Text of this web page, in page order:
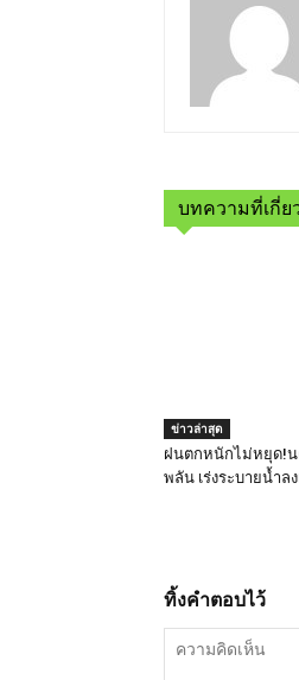
บทความที่เกี่ย
ข่าวล่าสุด
ฝนตกหนักไม่หยุด!
พลัน เร่งระบายน้ำล
ทิ้งคำตอบไว้